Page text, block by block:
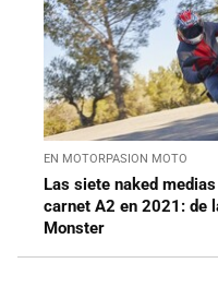
EN MOTORPASION MOTO
Las siete naked
carnet A2 en 2021: de
Monster